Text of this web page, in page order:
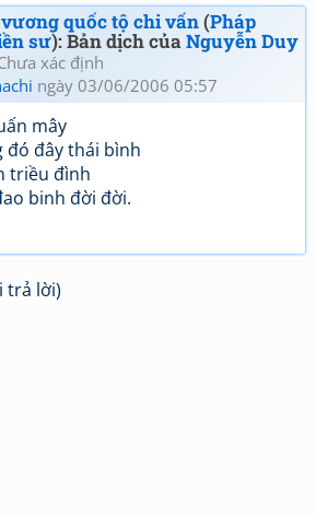
quốc tộ chi vấn(Pháp
sư): Bản dịch củaNguyễn Duy
xác định
ngày 03/06/2006 05:57
mây
đó đây thái bình
triều đình
binh đời đời.
trả lời)